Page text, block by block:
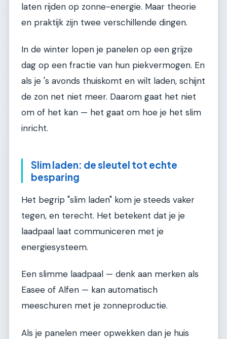
laten rijden op zonne-energie. Maar theorie
en praktijk zijn twee verschillende dingen.
In de winter lopen je panelen op een grijze
dag op een fractie van hun piekvermogen. En
als je 's avonds thuiskomt en wilt laden, schijnt
de zon net niet meer. Daarom gaat het niet
om of het kan — het gaat om hoe je het slim
inricht.
Slim laden: de sleutel tot echte
besparing
Het begrip "slim laden" kom je steeds vaker
tegen, en terecht. Het betekent dat je je
laadpaal laat communiceren met je
energiesysteem.
Een slimme laadpaal — denk aan merken als
Easee of Alfen — kan automatisch
meeschuren met je zonneproductie.
Als je panelen meer opwekken dan je huis